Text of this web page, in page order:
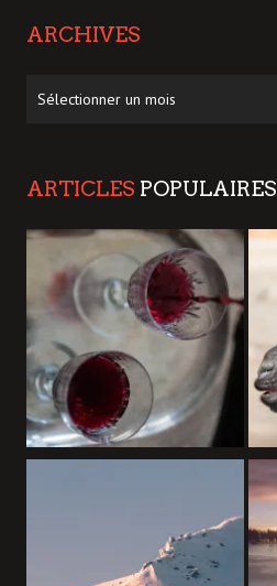
ARCHIVES
ARTICLES POPULAIRES